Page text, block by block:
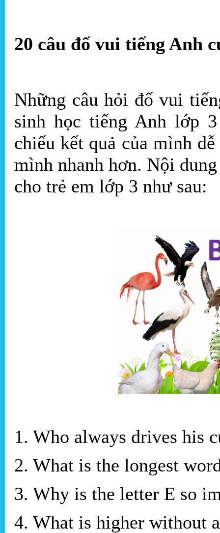
20 câu đố vui tiếng Anh
Những câu hỏi đố vui
sinh học tiếng Anh lớp
chiếu kết quả của mình
mình nhanh hơn. Nội
cho trẻ em lớp 3 như sau:
1. Who always drives his
2. What is the longest
3. Why is the letter E so
4. What is higher without